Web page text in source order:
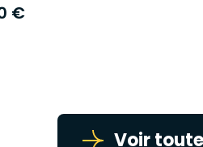
€
Voir